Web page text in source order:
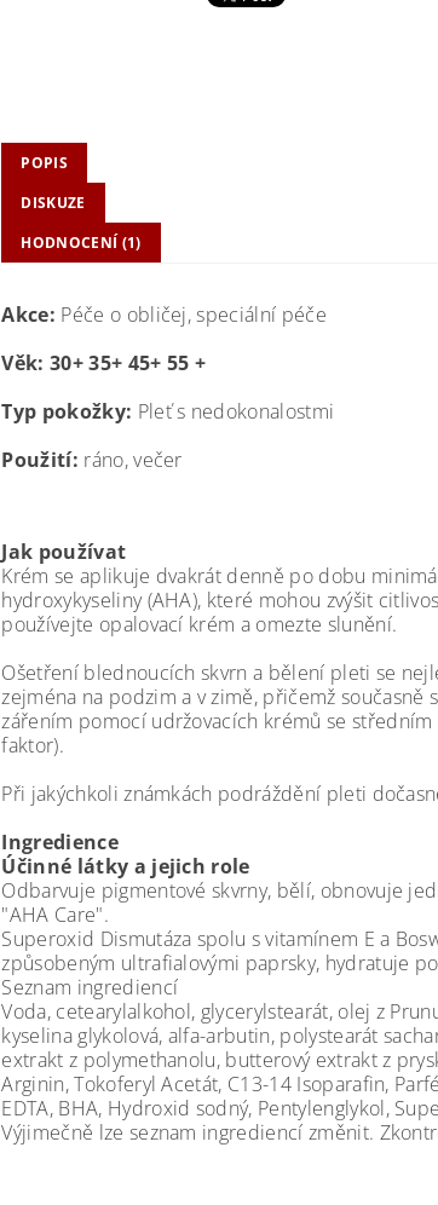
POPIS
DISKUZE
HODNOCENÍ (1)
Akce: Péče o obličej, speciální péče
Věk: 30+ 35+ 45+ 55 +
Typ pokožky: Pleť s nedokonalostmi
Použití: ráno, večer
Jak používat
Krém se aplikuje dvakrát denně po dobu
hydroxykyseliny (AHA), které mohou zvýšit
používejte opalovací krém a omezte slunění.
Ošetření blednoucích skvrn a bělení pleti se
zejména na podzim a v zimě, přičemž
zářením pomocí udržovacích krémů se
faktor).
Při jakýchkoli známkách podráždění pleti
Ingredience
Účinné látky a jejich role
Odbarvuje pigmentové skvrny, bělí, obnovuje
"AHA Care".
Superoxid Dismutáza spolu s vitamínem E a
způsobeným ultrafialovými paprsky, hydratuje
Seznam ingrediencí
Voda, cetearylalkohol, glycerylstearát, olej z
kyselina glykolová, alfa-arbutin, polystearát
extrakt z polymethanolu, butterový extrakt z
Arginin, Tokoferyl Acetát, C13-14 Isoparafin,
EDTA, BHA, Hydroxid sodný, Pentylenglykol,
Výjimečně lze seznam ingrediencí změnit.